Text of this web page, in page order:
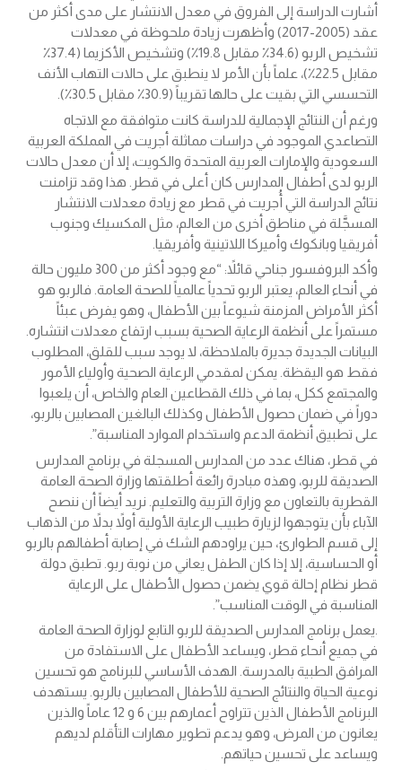
أشارت الدراسة إلى الفروق في معدل الانتشار على مدى أكثر من
عقد (2005-2017) وأظهرت زيادة ملحوظة في معدلات
تشخيص الربو (34.6٪ مقابل 19.8٪) وتشخيص الأكزيما (37.4٪
مقابل 22.5٪)، علماً بأن الأمر لا ينطبق على حالات التهاب الأنف
التحسسي التي بقيت على حالها تقريباً (30.9٪ مقابل 30.5٪).
ورغم أن النتائج الإجمالية للدراسة كانت متوافقة مع الاتجاه
التصاعدي الموجود في دراسات مماثلة أجريت في المملكة العربية
السعودية والإمارات العربية المتحدة والكويت، إلا أن معدل حالات
الربو لدى أطفال المدارس كان أعلى في قطر. هذا وقد تزامنت
نتائج الدراسة التي أُجريت في قطر مع زيادة معدلات الانتشار
المسجَّلة في مناطق أخرى من العالم، مثل المكسيك وجنوب
أفريقيا وبانكوك وأميركا اللاتينية وأفريقيا.
وأكد البروفسور جناحي قائلاً: “مع وجود أكثر من 300 مليون حالة
في أنحاء العالم، يعتبر الربو تحدياً عالمياً للصحة العامة. فالربو هو
أكثر الأمراض المزمنة شيوعاً بين الأطفال، وهو يفرض عبئاً
مستمراً على أنظمة الرعاية الصحية بسبب ارتفاع معدلات انتشاره.
البيانات الجديدة جديرة بالملاحظة، لا يوجد سبب للقلق، المطلوب
فقط هو اليقظة. يمكن لمقدمي الرعاية الصحية وأولياء الأمور
والمجتمع ككل، بما في ذلك القطاعين العام والخاص، أن يلعبوا
دوراً في ضمان حصول الأطفال وكذلك البالغين المصابين بالربو،
على تطبيق أنظمة الدعم واستخدام الموارد المناسبة”.
في قطر، هناك عدد من المدارس المسجلة في برنامج المدارس
الصديقة للربو، وهذه مبادرة رائعة أطلقتها وزارة الصحة العامة
القطرية بالتعاون مع وزارة التربية والتعليم. نريد أيضاً أن ننصح
الآباء بأن يتوجهوا لزيارة طبيب الرعاية الأولية أولاً بدلاً من الذهاب
إلى قسم الطوارئ، حين يراودهم الشك في إصابة أطفالهم بالربو
أو الحساسية، إلا إذا كان الطفل يعاني من نوبة ربو. تطبق دولة
قطر نظام إحالة قوي يضمن حصول الأطفال على الرعاية
المناسبة في الوقت المناسب”.
.يعمل برنامج المدارس الصديقة للربو التابع لوزارة الصحة العامة
في جميع أنحاء قطر، ويساعد الأطفال على الاستفادة من
المرافق الطبية بالمدرسة. الهدف الأساسي للبرنامج هو تحسين
نوعية الحياة والنتائج الصحية للأطفال المصابين بالربو. يستهدف
البرنامج الأطفال الذين تتراوح أعمارهم بين 6 و 12 عاماً والذين
يعانون من المرض، وهو يدعم تطوير مهارات التأقلم لديهم
ويساعد على تحسين حياتهم.